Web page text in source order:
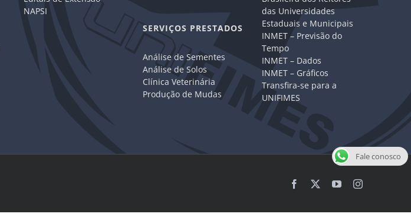
NAPSI
SERVIÇOS PRESTADOS
Análise de Sementes
Análise de Solos
Clínica Veterinária
Produção de Mudas
das Universidades
Estaduais e Municipais
INMET – Previsão do
Tempo
INMET – Dados
INMET – Gráficos
Transfira-se para a
UNIFIMES
Facebook YouTubeInstagram
Fale conosco